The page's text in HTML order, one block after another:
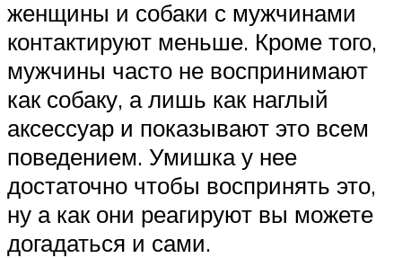
женщины и собаки с мужчинами
контактируют меньше. Кроме того,
мужчины часто не воспринимают
как собаку, а лишь как наглый
аксессуар и показывают это всем
поведением. Умишка у нее
достаточно чтобы воспринять это,
ну а как они реагируют вы можете
догадаться и сами.